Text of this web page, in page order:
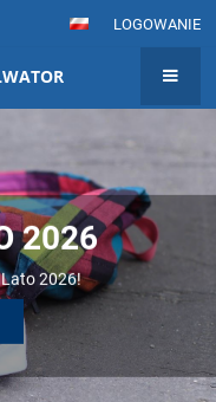
LOGOWANIE
2026
2026!